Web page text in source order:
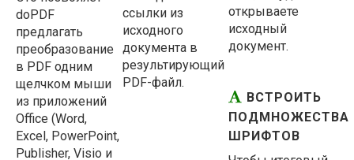
doPDF
предлагать
преобразование
в PDF одним
щелчком мыши
из приложений
Office (Word,
Excel, PowerPoint,
Publisher, Visio и
ссылки из
исходного
документа в
результирующий
PDF-файл.
открываете
исходный
документ.
ВСТРОИТЬ
ПОДМНОЖЕСТВА
ШРИФТОВ